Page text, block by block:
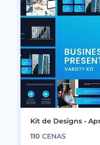
Kit de Designs -
110 CENAS